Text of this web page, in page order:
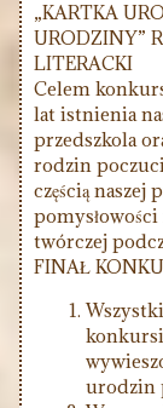
„KARTKA
URODZINY”
LITERACKI
Celem
lat istnienia
przedszkola
rodzin
częścią naszej
twórczej
FINAŁ
urodzin